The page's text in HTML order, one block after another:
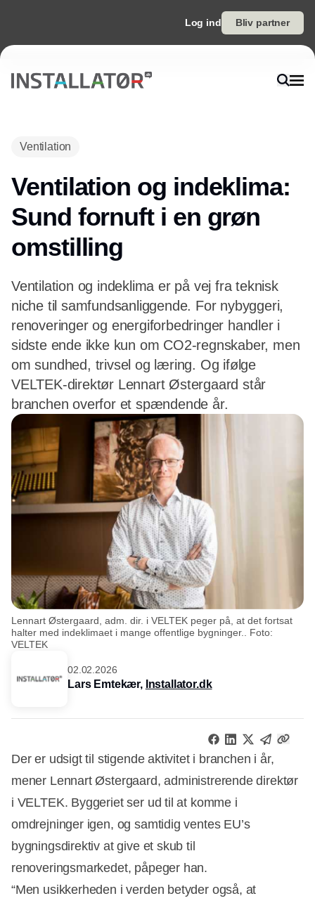
Log ind Bliv partner
Ventilation
Ventilation og indeklima:
Sund fornuft i en grøn
omstilling
Ventilation og indeklima er på vej fra teknisk
niche til samfundsanliggende. For nybyggeri,
renoveringer og energiforbedringer handler i
sidste ende ikke kun om CO2-regnskaber, men
om sundhed, trivsel og læring. Og ifølge
VELTEK-direktør Lennart Østergaard står
branchen overfor et spændende år.
Lennart Østergaard, adm. dir. i VELTEK peger på, at det fortsat
halter med indeklimaet i mange offentlige bygninger.. Foto:
VELTEK
02.02.2026
Lars Emtekær, Installator.dk
Der er udsigt til stigende aktivitet i branchen i år,
mener Lennart Østergaard, administrerende direktør
i VELTEK. Byggeriet ser ud til at komme i
omdrejninger igen, og samtidig ventes EU’s
bygningsdirektiv at give et skub til
renoveringsmarkedet, påpeger han.
“Men usikkerheden i verden betyder også, at